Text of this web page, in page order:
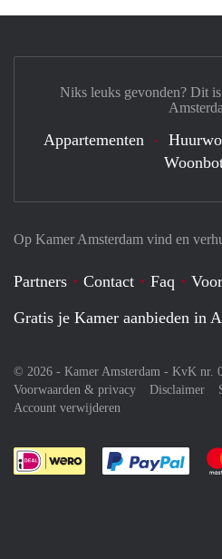
Op Kamer Amsterdam vind en
Partners Contact Faq
Gratis je Kamer aanbieden in
© 2026 - Kamer Amsterdam - KvK nr.
Voorwaarden & privacy
Disclaimer
Account verwijderen
Je
Niks leuks gevonden? Dit
Appartementen